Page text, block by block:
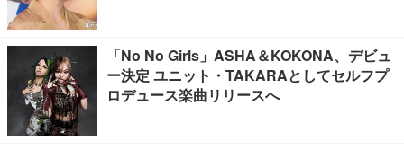
「No No Girls」ASHA＆KOKONA、デビュ
ー決定 ユニット・TAKARAとしてセルフプ
ロデュース楽曲リリースへ